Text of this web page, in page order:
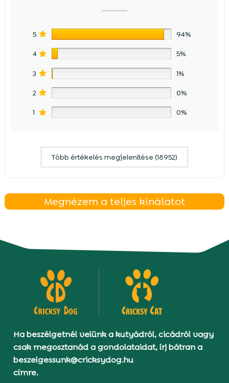
5 94%
4 5%
3 1%
2 0%
1 0%
Több értékelés megjelenítése (18952)
Megnézem a teljes kínálatot
Ha beszélgetnél velünk a kutyádról, cicádról vagy
csak megosztanád a gondolataidat, írj bátran a
beszelgessunk@cricksydog.hu
címre.